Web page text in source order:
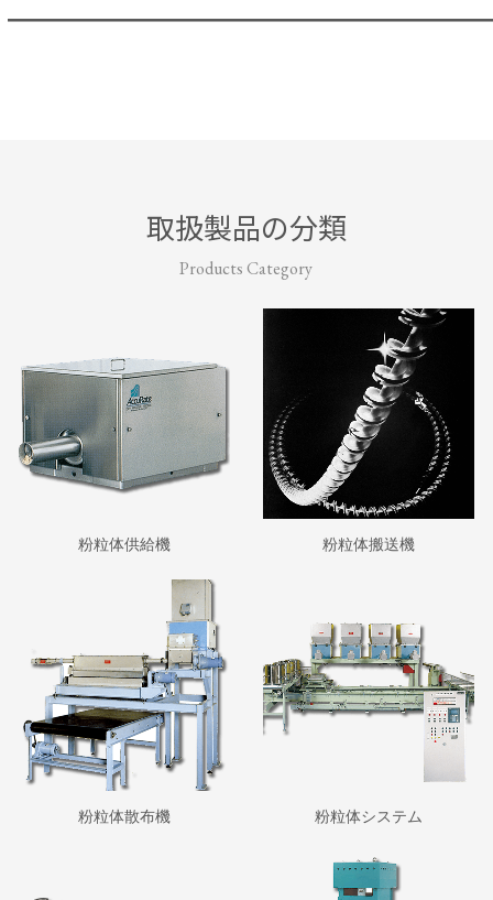
取扱製品の分類
Products Category
粉粒体供給機 粉粒体搬送機
粉粒体散布機 粉粒体システム